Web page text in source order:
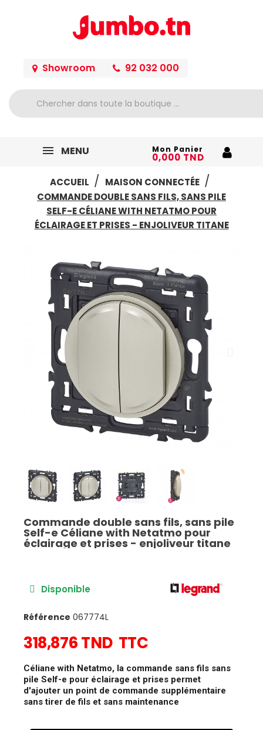
Showroom 92 032 000
MENU Mon Panier
0,000 TND
ACCUEIL
MAISON CONNECTÉE
COMMANDE DOUBLE SANS FILS, SANS PILE
SELF-E CÉLIANE WITH NETATMO POUR
ÉCLAIRAGE ET PRISES - ENJOLIVEUR TITANE
Commande double sans fils, sans pile
Self-e Céliane with Netatmo pour
éclairage et prises - enjoliveur titane
Disponible
Référence 067774L
318,876 TND TTC
Céliane with Netatmo, la commande sans fils sans
pile Self-e pour éclairage et prises permet
d'ajouter un point de commande supplémentaire
sans tirer de fils et sans maintenance